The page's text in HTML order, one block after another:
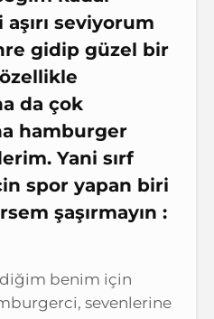
seviyorum
gidip güzel bir
da çok
hamburger
Yani sırf
spor yapan biri
şaşırmayın :
benim için
sevenlerine